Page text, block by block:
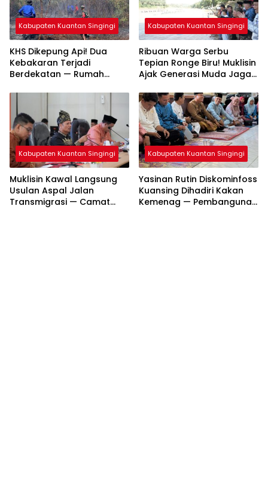
Kabupaten Kuantan Singingi
KHS Dikepung Api! Dua
Kebakaran Terjadi
Berdekatan — Rumah
Terbakar
Kabupaten Kuantan Singingi
Ribuan Warga Serbu
Tepian Ronge Biru! Muklisin
Ajak Generasi Muda Jaga
Kabupaten Kuantan Singingi
Muklisin Kawal Langsung
Usulan Aspal Jalan
Transmigrasi — Camat
Kabupaten Kuantan Singingi
Yasinan Rutin Diskominfoss
Kuansing Dihadiri Kakan
Kemenag — Pembangunan